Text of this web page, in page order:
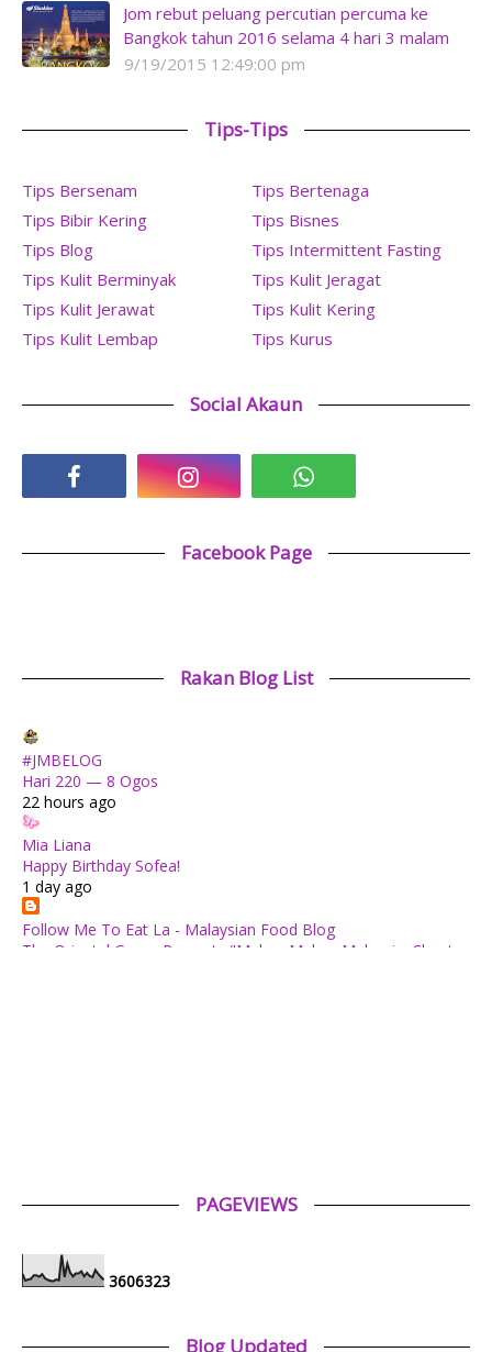
Jom rebut peluang percutian percuma ke
Bangkok tahun 2016 selama 4 hari 3 malam
9/19/2015 12:49:00 pm
Tips-Tips
Tips Bersenam
Tips Bertenaga
Tips Bibir Kering
Tips Bisnes
Tips Blog
Tips Intermittent Fasting
Tips Kulit Berminyak
Tips Kulit Jeragat
Tips Kulit Jerawat
Tips Kulit Kering
Tips Kulit Lembap
Tips Kurus
Social Akaun
Facebook Page
Rakan Blog List
#JMBELOG
Hari 220 — 8 Ogos
22 hours ago
Mia Liana
Happy Birthday Sofea!
1 day ago
Follow Me To Eat La - Malaysian Food Blog
The Oriental Group Presents "Makan Makan Malaysia: Chapter
5 days ago
PAGEVIEWS
3606323
Blog Updated